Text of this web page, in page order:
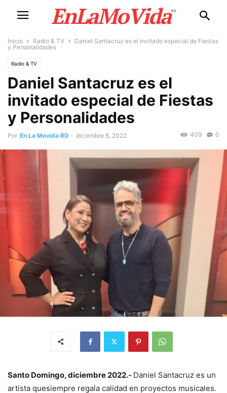
Inicio Radio & TV
Daniel Santacruz es el invitado especial de Fiestas
y Personalidades
Radio & TV
Daniel Santacruz es el
invitado especial de Fiestas
y Personalidades
Por En La Movida RD - diciembre 8, 2022 0
409
Santo Domingo, diciembre 2022.- Daniel Santacruz es un
artista quesiempre regala calidad en proyectos musicales.